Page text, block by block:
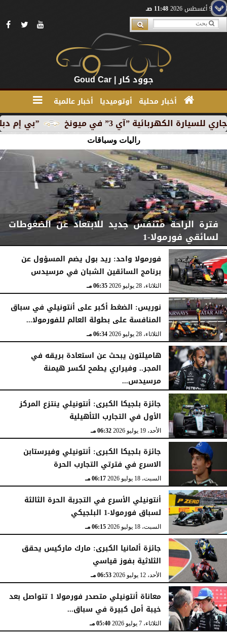
الأحد 9 أغسطس 2026 11:48 صـ
جوود كار | Goud Car
أخبار محلية أوتوميديا أخبار عالمية
”بي إم دبليو” الكهربائية ”آي 3” في ميونخ
راليات وسباقات
فترة الراحة متنفس جديد للابتعاد عن الضغوطات
لسائقي فورمولا-1
الإثنين، 3 أغسطس 2026 07:06 مـ
فورمولا واحد: ريد بول يضم المسؤول عن
برنامج السائقين الشبان في مرسيدس
الثلاثاء، 28 يوليو 2026 06:35 مـ
نوريس: الضغط أكبر على أنتونيلي في سباق
المنافسة على بطولة العالم للفورمولا...
الثلاثاء، 28 يوليو 2026 06:34 مـ
هاميلتون يبحث عن استعادة بريقه في
المجر.. وفيراري يطمح لكسر هيمنة
مرسيدس...
السبت، 25 يوليو 2026 04:41 مـ
جائزة بلجيكا الكبرى: أنتونيلي ينتزع المركز
الأول في التجارب التأهيلية
الأحد، 19 يوليو 2026 06:32 مـ
جائزة بلجيكا الكبرى: أنتونيلي وفيرستابن
الاسرع في فترتي التجارب الحرة
السبت، 18 يوليو 2026 06:17 مـ
أنتونيلي الأسرع في التجربة الحرة الثالثة
لسباق فورمولا-1 البلجيكي
السبت، 18 يوليو 2026 06:15 مـ
جائزة ألمانيا الكبرى: مارك ماركيس يحقق
الثلاثية بفوز قياسي
الأحد، 12 يوليو 2026 06:53 مـ
معاناة أنتونيلي متصدر فورمولا 1 تتواصل بعد
خيبة أمل كبيرة في سباق...
الثلاثاء، 7 يوليو 2026 05:40 مـ